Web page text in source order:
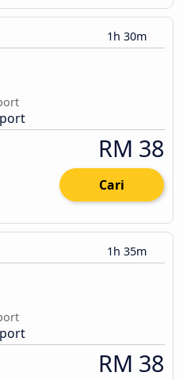
1h 30m
RM 38
Cari
1h 35m
RM 38